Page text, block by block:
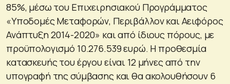
85%, μέσω του Επιχειρησιακού Προγράμματος
«Υποδομές Μεταφορών, Περιβάλλον και Αειφόρος
Ανάπτυξη 2014-2020» και από ίδιους πόρους, με
προϋπολογισμό 10.276.539 ευρώ. Η προθεσμία
κατασκευής του έργου είναι 12 μήνες από την
υπογραφή της σύμβασης και θα ακολουθήσουν 6